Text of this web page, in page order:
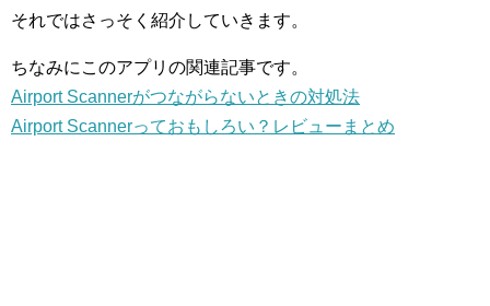
それではさっそく紹介していきます。
ちなみにこのアプリの関連記事です。
Airport Scannerがつながらないときの対処法
Airport Scannerっておもしろい？レビューまとめ